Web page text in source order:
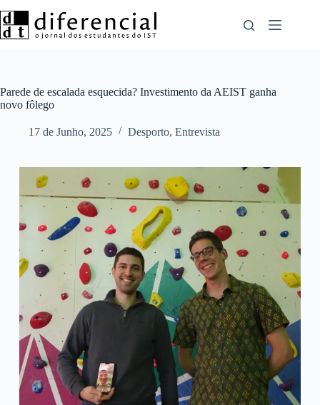
para
o
Parede de escalada esquecida? Investimento da AEIST ganha
novo fôlego
17 de Junho, 2025 Desporto, Entrevista